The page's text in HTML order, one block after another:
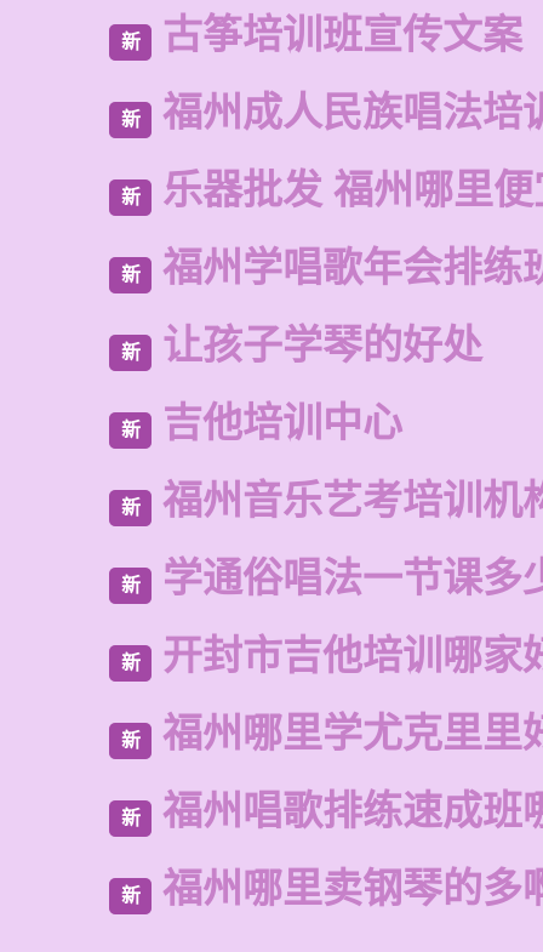
新 古筝培训班宣传文案
新 福州成人民族唱法培
新 乐器批发 福州哪里
新 福州学唱歌年会排练
新 让孩子学琴的好处
新 吉他培训中心
新 福州音乐艺考培训机
新 学通俗唱法一节课多
新 开封市吉他培训哪家
新 福州哪里学尤克里里
新 福州唱歌排练速成班
新 福州哪里卖钢琴的多